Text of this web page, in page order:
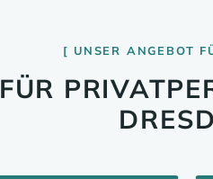
UNSER ANGEBOT